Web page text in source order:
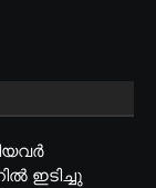
ഇടിച്ചു